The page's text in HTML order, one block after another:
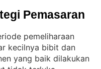
Pemasaran
pemeliharaan
kecilnya bibit dan
yang baik dilakukan